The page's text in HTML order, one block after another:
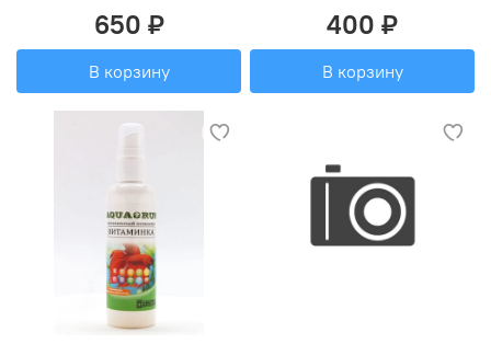
650 ₽
В корзину
400 ₽
В корзину